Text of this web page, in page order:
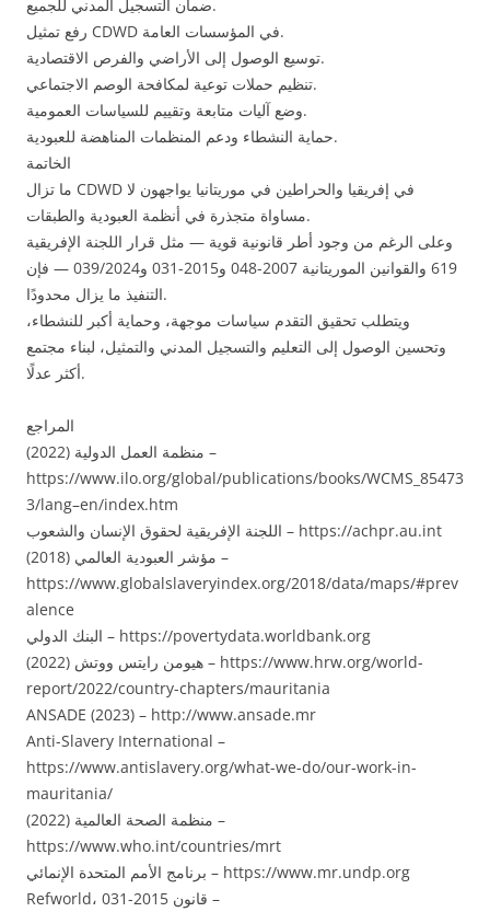
ضمان التسجيل المدني للجميع.
رفع تمثيل CDWD في المؤسسات العامة.
توسيع الوصول إلى الأراضي والفرص الاقتصادية.
تنظيم حملات توعية لمكافحة الوصم الاجتماعي.
وضع آليات متابعة وتقييم للسياسات العمومية.
حماية النشطاء ودعم المنظمات المناهضة للعبودية.
الخاتمة
ما تزال CDWD في إفريقيا والحراطين في موريتانيا يواجهون لا
مساواة متجذرة في أنظمة العبودية والطبقات.
وعلى الرغم من وجود أطر قانونية قوية — مثل قرار اللجنة الإفريقية
619 والقوانين الموريتانية 2007-048 و2015-031 و039/2024 — فإن
التنفيذ ما يزال محدودًا.
ويتطلب تحقيق التقدم سياسات موجهة، وحماية أكبر للنشطاء،
وتحسين الوصول إلى التعليم والتسجيل المدني والتمثيل، لبناء مجتمع
أكثر عدلًا.
المراجع
منظمة العمل الدولية (2022) –
https://www.ilo.org/global/publications/books/WCMS_85473
3/lang–en/index.htm
اللجنة الإفريقية لحقوق الإنسان والشعوب – https://achpr.au.int
مؤشر العبودية العالمي (2018) –
https://www.globalslaveryindex.org/2018/data/maps/#prev
alence
البنك الدولي – https://povertydata.worldbank.org
هيومن رايتس ووتش (2022) – https://www.hrw.org/world-
report/2022/country-chapters/mauritania
ANSADE (2023) – http://www.ansade.mr
Anti-Slavery International –
https://www.antislavery.org/what-we-do/our-work-in-
mauritania/
منظمة الصحة العالمية (2022) –
https://www.who.int/countries/mrt
برنامج الأمم المتحدة الإنمائي – https://www.mr.undp.org
Refworld، قانون 2015-031 –